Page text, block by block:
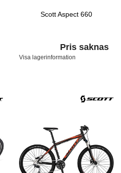
Scott Aspect 660
Pris saknas
Visa lagerinformation